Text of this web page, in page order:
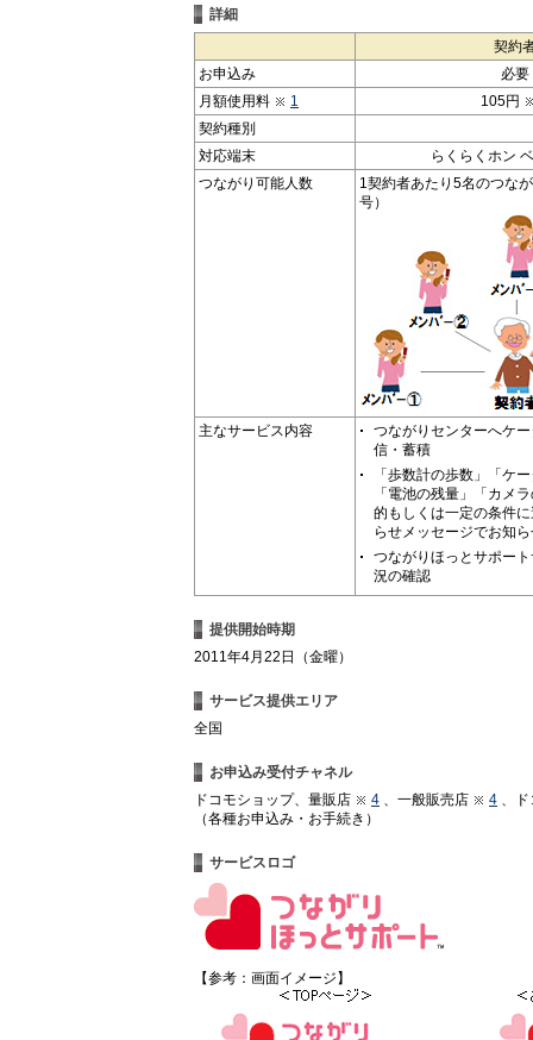
詳細
契約
お申込み
必要
月額使用料
1
105円
契約種別
対応端末
らくらくホン
つながり可能人数
1契約者あたり5名のつな
号）
主なサービス内容
つながりセンターへケ
信・蓄積
「歩数計の歩数」「ケ
「電池の残量」「カメ
的もしくは一定の条件
らせメッセージでお知
つながりほっとサポー
況の確認
提供開始時期
2011年4月22日（金曜）
サービス提供エリア
全国
お申込み受付チャネル
ドコモショップ、量販店
4 、一般販売店 4 、
（各種お申込み・お手続き）
サービスロゴ
【参考：画面イメージ】